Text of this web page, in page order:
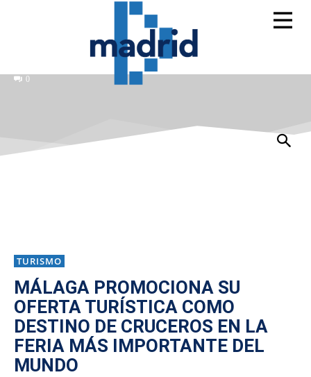
0
TURISMO
MÁLAGA PROMOCIONA SU
OFERTA TURÍSTICA COMO
DESTINO DE CRUCEROS EN LA
FERIA MÁS IMPORTANTE DEL
MUNDO